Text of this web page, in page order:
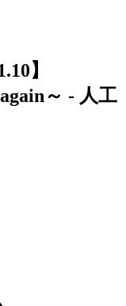
】
～ - 人工